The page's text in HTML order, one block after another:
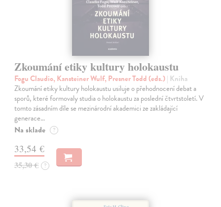
Zkoumání etiky kultury holokaustu
Fogu Claudio, Kansteiner Wulf, Presner Todd (eds.)| Kniha
Zkoumání etiky kultury holokaustu usiluje o přehodnocení debat a
sporů, které formovaly studia o holokaustu za poslední čtvrtstoletí. V
tomto zásadním díle se mezinárodní akademici ze zakládající
generace…
Na sklade ?
33,54 €
35,30 € ?